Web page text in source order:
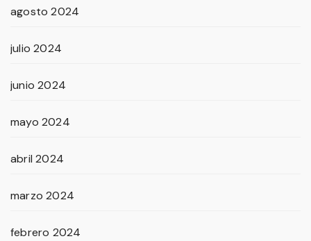
agosto 2024
julio 2024
junio 2024
mayo 2024
abril 2024
marzo 2024
febrero 2024